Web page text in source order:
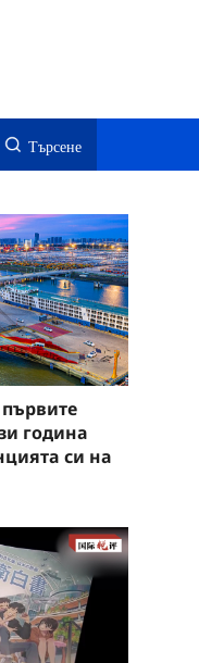
Търсене
година
си на